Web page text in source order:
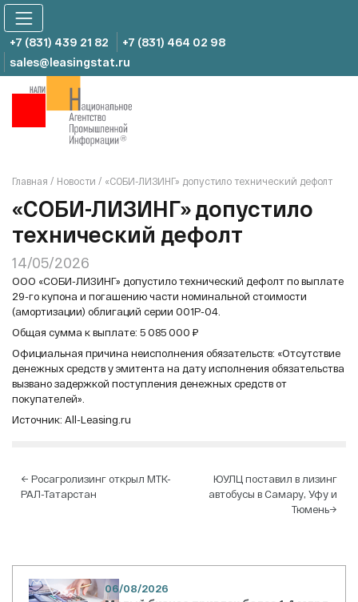
Skip
content
+7 (831) 439 21 82
+7 (831) 464 02 98
sales@leasingstat.ru
Главная / Новости / «СОБИ-ЛИЗИНГ» допустило технический дефолт
«СОБИ-ЛИЗИНГ» допустило
технический дефолт
14/05/2026
ООО «СОБИ-ЛИЗИНГ» допустило технический дефолт по выплате
29-го купона и погашению части номинальной стоимости
(амортизации) облигаций серии 001P-04.
Общая сумма к выплате: 5 085 000 ₽
Официальная причина неисполнения обязательств: «Отсутствие
денежных средств у эмитента на дату исполнения обязательства
вызвано задержкой поступления денежных средств от
покупателей».
Источник: All-Leasing.ru
Навигация
по
← Росагролизинг открыл МТК-
РАЛ-Татарстан
ЮУЛЦ поставил в лизинг
автобусы в Самару, Уфу и
Тюмень→
06/08/2026